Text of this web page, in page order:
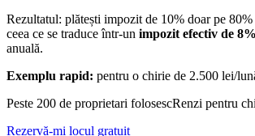
Rezultatul: plătești impozit de 10% doar pe
ceea ce se traduce într-un impozit efectiv de 8%
anuală.
Exemplu rapid: pentru o chirie de 2.500 lei/
Peste 200 de proprietari folosescRenzi pentru
Rezervă-mi locul gratuit